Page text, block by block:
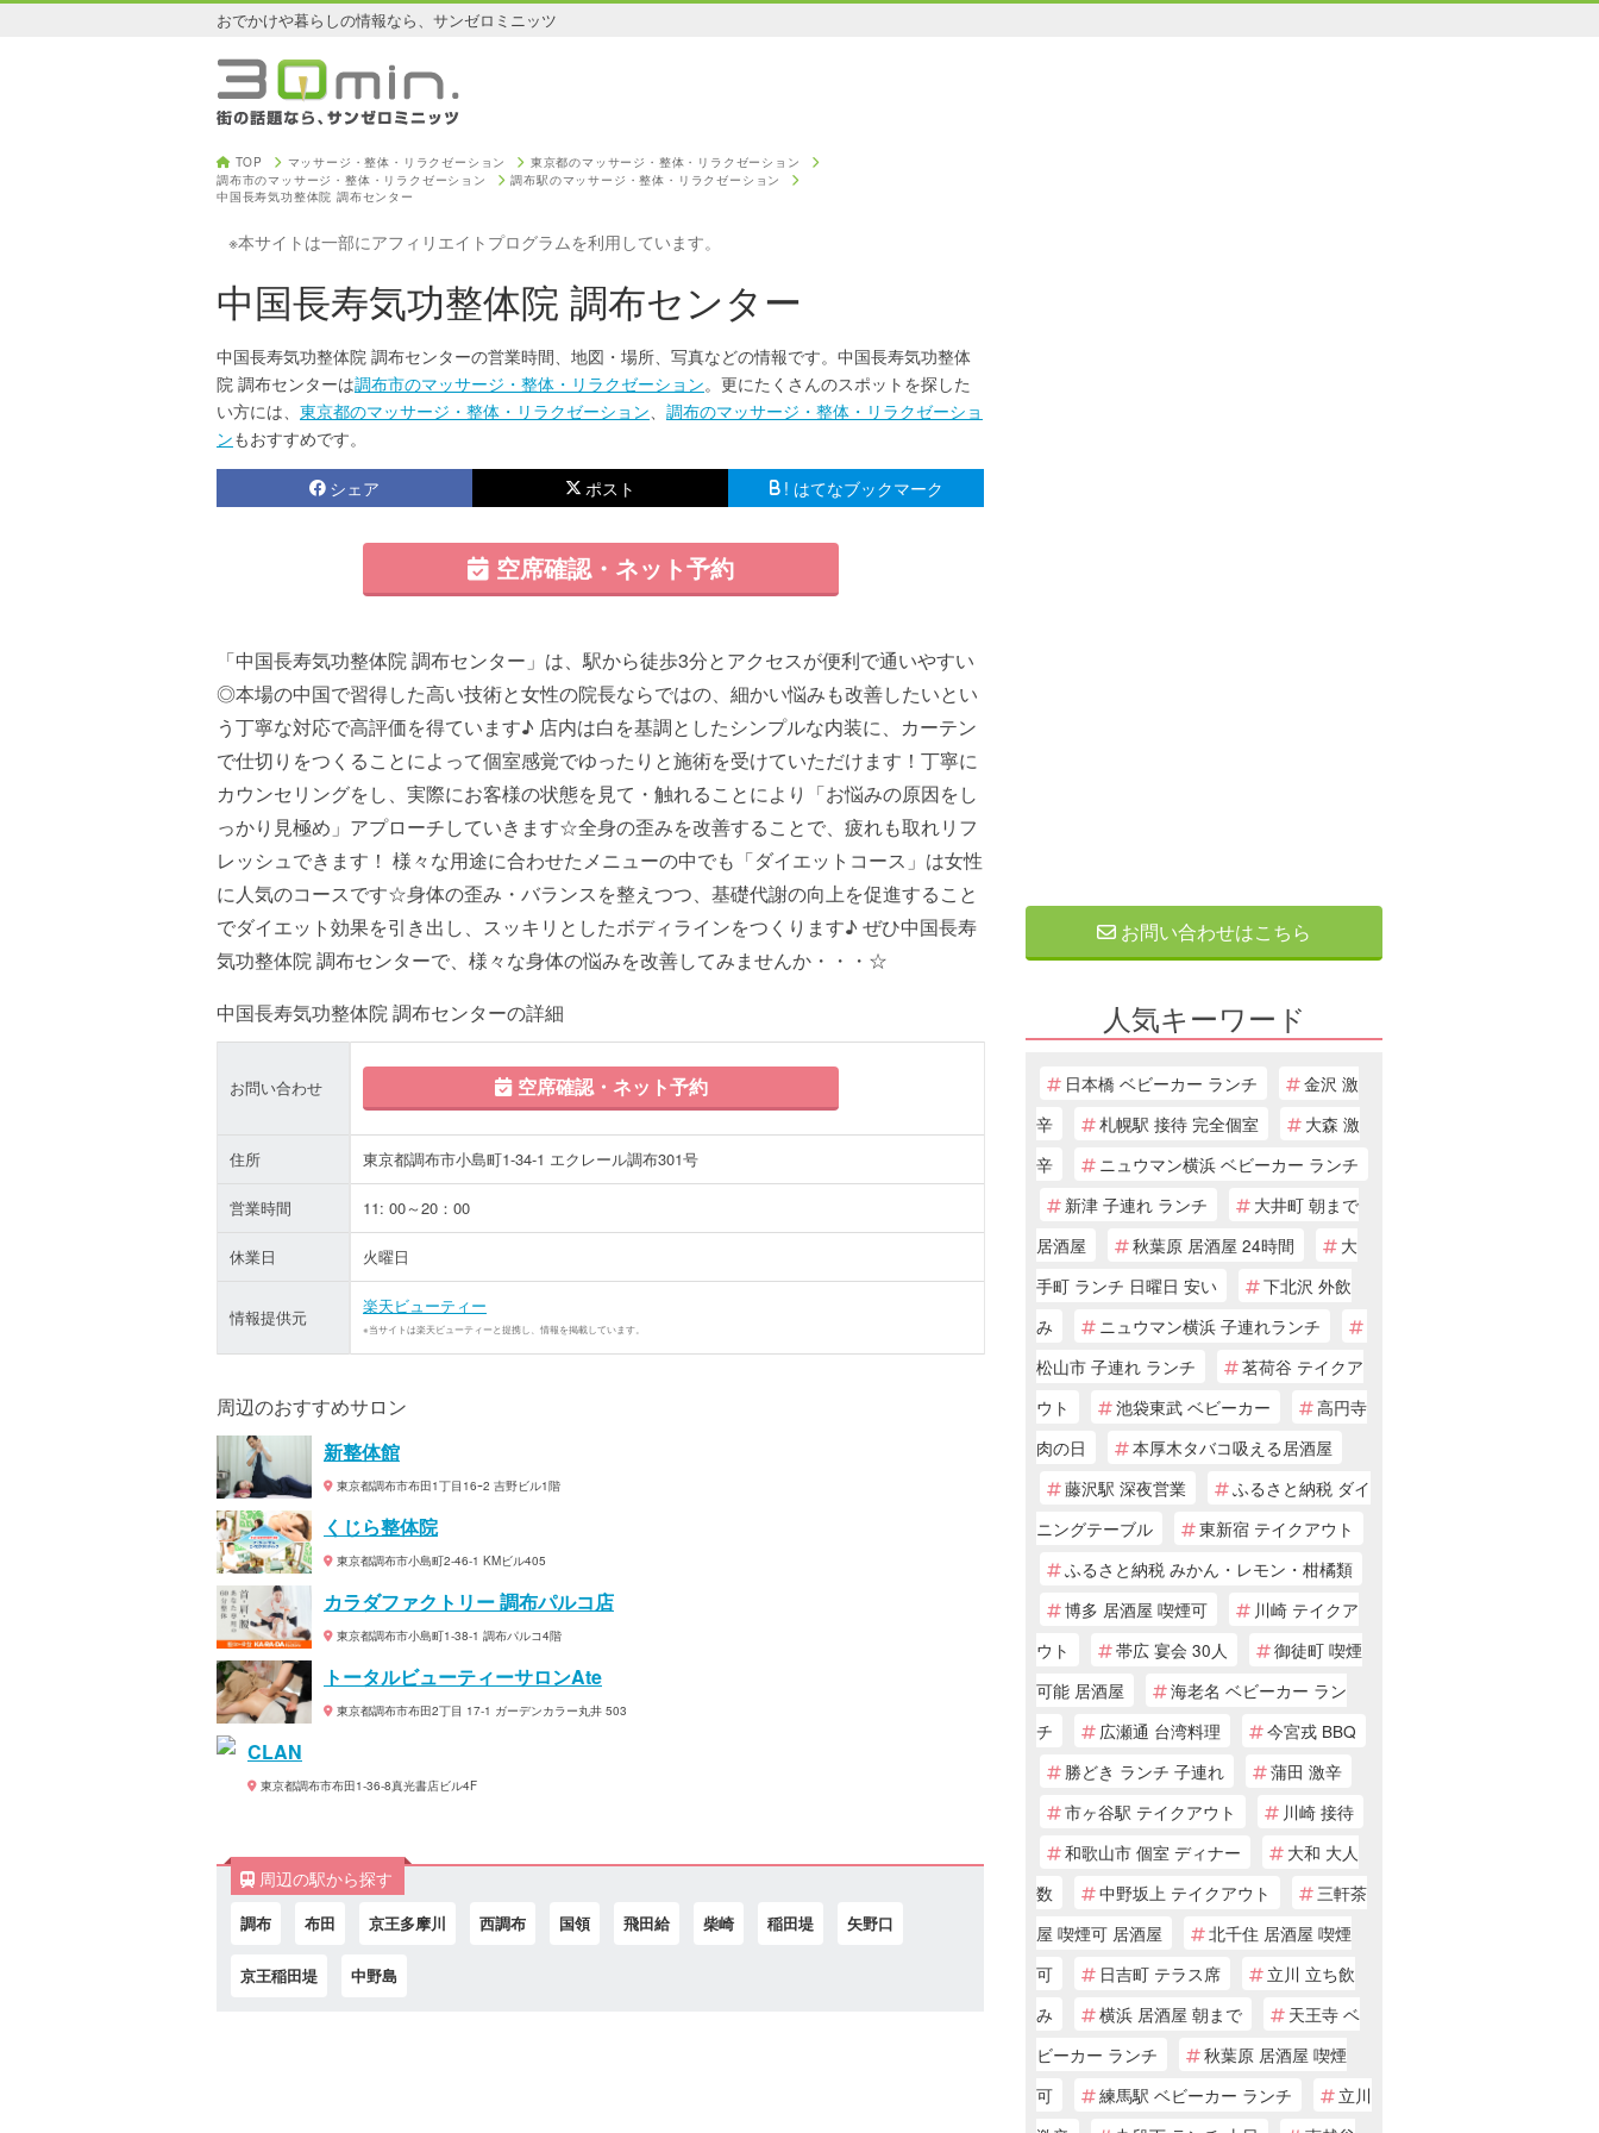
おでかけや暮らしの情報なら、サンゼロミニッツ
TOP マッサージ・整体・リラクゼーション
東京都のマッサージ・整体・リラクゼーション
調布市のマッサージ・整体・リラクゼーション
調布駅のマッサージ・整体・リラクゼーション
中国長寿気功整体院 調布センター
※本サイトは一部にアフィリエイトプログラムを利用しています。
中国長寿気功整体院 調布センター
中国長寿気功整体院 調布センターの営業時間、地図・場所、写真などの情報です。中国長寿気功整体
院 調布センターは調布市のマッサージ・整体・リラクゼーション。更にたくさんのスポットを探した
い方には、 東京都のマッサージ・整体・リラクゼーション
調布のマッサージ・整体・リラクゼーショ
ンもおすすめです。
シェア ポスト ! はてなブックマーク
空席確認・ネット予約
「中国長寿気功整体院 調布センター」は、駅から徒歩3分とアクセスが便利で通いやすい
◎本場の中国で習得した高い技術と女性の院長ならではの、細かい悩みも改善したいとい
う丁寧な対応で高評価を得ています♪ 店内は白を基調としたシンプルな内装に、カーテン
で仕切りをつくることによって個室感覚でゆったりと施術を受けていただけます！丁寧に
カウンセリングをし、実際にお客様の状態を見て・触れることにより「お悩みの原因をし
っかり見極め」アプローチしていきます☆全身の歪みを改善することで、疲れも取れリフ
レッシュできます！ 様々な用途に合わせたメニューの中でも「ダイエットコース」は女性
に人気のコースです☆身体の歪み・バランスを整えつつ、基礎代謝の向上を促進すること
でダイエット効果を引き出し、スッキリとしたボディラインをつくります♪ ぜひ中国長寿
気功整体院 調布センターで、様々な身体の悩みを改善してみませんか・・・☆
中国長寿気功整体院 調布センターの詳細
お問い合わせ 空席確認・ネット予約
住所 東京都調布市小島町1-34-1 エクレール調布301号
営業時間 11: 00～20：00
休業日 火曜日
情報提供元
楽天ビューティー
※当サイトは楽天ビューティーと提携し、情報を掲載しています。
周辺のおすすめサロン
新整体館
東京都調布市布田1丁目16ｰ2 吉野ビル1階
くじら整体院
東京都調布市小島町2-46-1 KMビル405
カラダファクトリー 調布パルコ店
東京都調布市小島町1-38-1 調布パルコ4階
トータルビューティーサロンAte
東京都調布市布田2丁目 17-1 ガーデンカラー丸井 503
CLAN
東京都調布市布田1-36-8真光書店ビル4F
周辺の駅から探す
調布 布田 京王多摩川 西調布 国領 飛田給 柴崎 稲田堤 矢野口
京王稲田堤 中野島
お問い合わせはこちら
人気キーワード
日本橋 ベビーカー ランチ
金沢 激
辛
札幌駅 接待 完全個室
大森 激
辛
ニュウマン横浜 ベビーカー ランチ
新津 子連れ ランチ
大井町 朝まで
居酒屋
秋葉原 居酒屋 24時間
大
手町 ランチ 日曜日 安い
下北沢 外飲
み
ニュウマン横浜 子連れランチ
松山市 子連れ ランチ
茗荷谷 テイクア
ウト
池袋東武 ベビーカー
高円寺
肉の日
本厚木タバコ吸える居酒屋
藤沢駅 深夜営業
ふるさと納税 ダイ
ニングテーブル
東新宿 テイクアウト
ふるさと納税 みかん・レモン・柑橘類
博多 居酒屋 喫煙可
川崎 テイクア
ウト
帯広 宴会 30人
御徒町 喫煙
可能 居酒屋
海老名 ベビーカー ラン
チ
広瀬通 台湾料理
今宮戎 BBQ
勝どき ランチ 子連れ
蒲田 激辛
市ヶ谷駅 テイクアウト
川崎 接待
和歌山市 個室 ディナー
大和 大人
数
中野坂上 テイクアウト
三軒茶
屋 喫煙可 居酒屋
北千住 居酒屋 喫煙
可
日吉町 テラス席
立川 立ち飲
み
横浜 居酒屋 朝まで
天王寺 ベ
ビーカー ランチ
秋葉原 居酒屋 喫煙
可
練馬駅 ベビーカー ランチ
立川